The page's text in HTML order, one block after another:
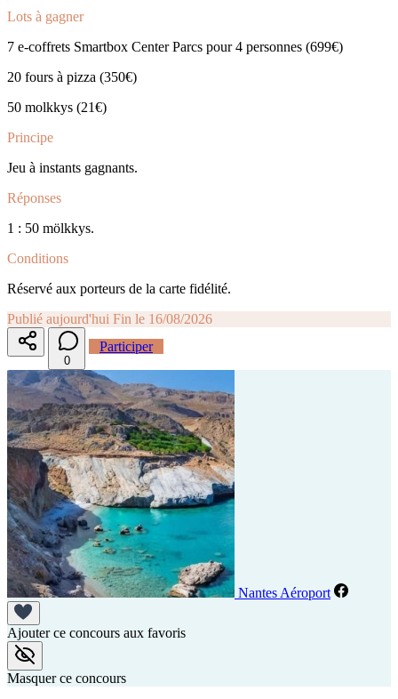
Lots à gagner
7 e-coffrets Smartbox Center Parcs pour 4 personnes (699€)
20 fours à pizza (350€)
50 molkkys (21€)
Principe
Jeu à instants gagnants.
Réponses
1 : 50 mölkkys.
Conditions
Réservé aux porteurs de la carte fidélité.
Publié aujourd'hui Fin le 16/08/2026
0
Participer
Nantes Aéroport
Ajouter ce concours aux favoris
Masquer ce concours